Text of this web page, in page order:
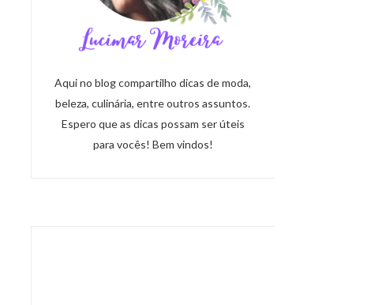
Aqui no blog compartilho dicas de moda,
beleza, culinária, entre outros assuntos.
Espero que as dicas possam ser úteis
para vocês! Bem vindos!